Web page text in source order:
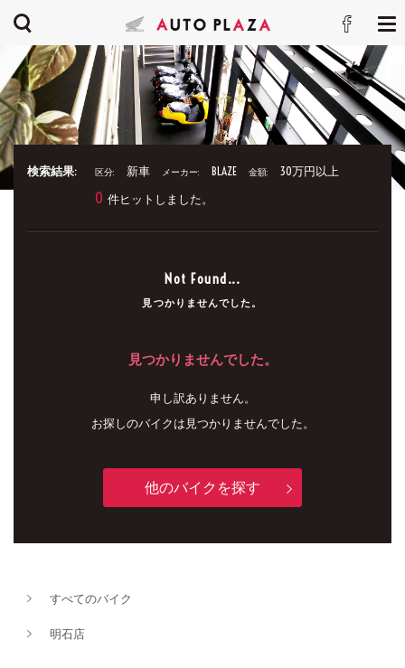
検索結果: 区分: 新車 メーカー: BLAZE 金額: 30万円以上
0 件ヒットしました。
Not Found...
見つかりませんでした。
見つかりませんでした。
申し訳ありません。
お探しのバイクは見つかりませんでした。
他のバイクを探す
すべてのバイク
明石店